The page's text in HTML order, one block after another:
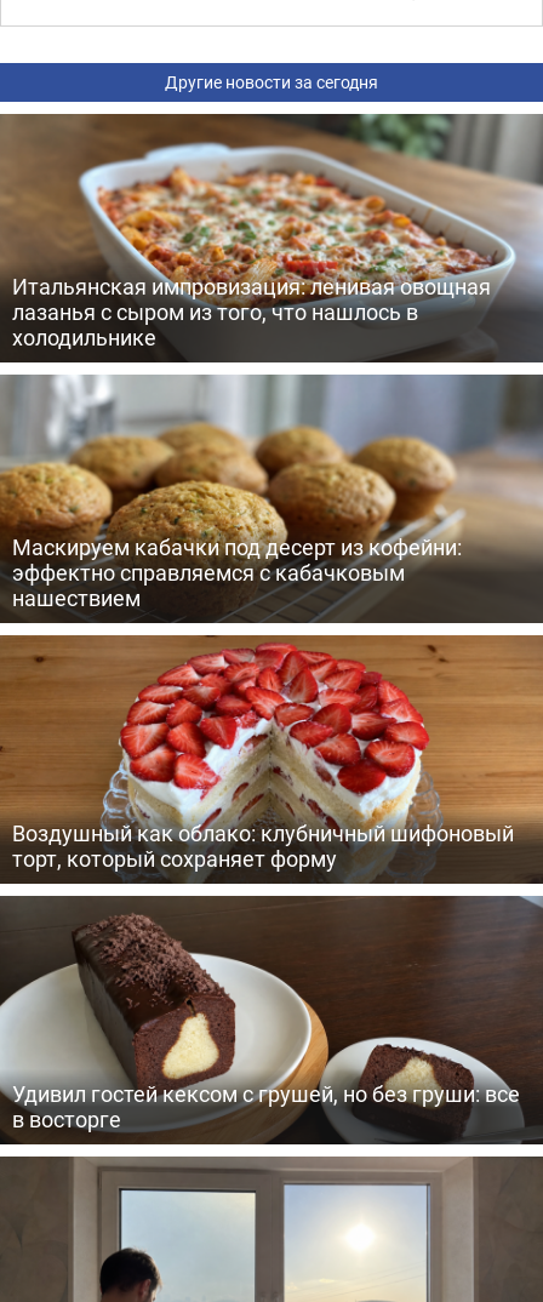
Другие новости за сегодня
Итальянская импровизация: ленивая овощная
лазанья с сыром из того, что нашлось в
холодильнике
Маскируем кабачки под десерт из кофейни:
эффектно справляемся с кабачковым
нашествием
Воздушный как облако: клубничный шифоновый
торт, который сохраняет форму
Удивил гостей кексом с грушей, но без груши: все
в восторге